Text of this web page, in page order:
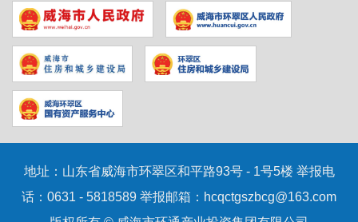
地址：山东省威海市环翠区和平路93号 - 1号5楼 举报电
话：0631 - 5818589 举报邮箱： hcqctgszbcg@163.com